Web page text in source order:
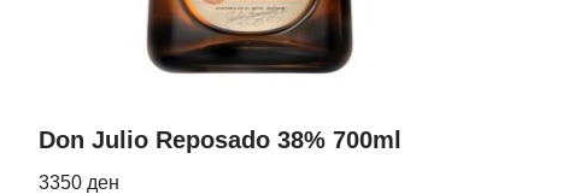
Don Julio Reposado 38% 700ml
3350 ден